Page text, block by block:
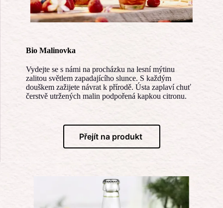
Bio Malinovka
Vydejte se s námi na procházku na lesní mýtinu
zalitou světlem zapadajícího slunce. S každým
douškem zažijete návrat k přírodě. Ústa zaplaví chuť
čerstvě utržených malin podpořená kapkou citronu.
Přejít na produkt